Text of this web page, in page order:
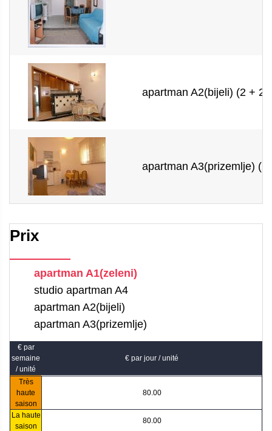
apartman A2(bijeli) (2 + 2)
apartman A3(prizemlje) (2
Prix
apartman A1(zeleni)
studio apartman A4
apartman A2(bijeli)
apartman A3(prizemlje)
€ par
semaine
/ unité
€ par jour / unité
Très
haute
saison
80.00
La haute
saison
80.00